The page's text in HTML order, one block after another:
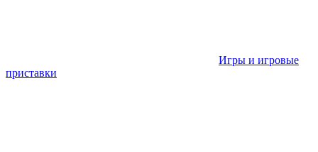
Игры и игровые
приставки